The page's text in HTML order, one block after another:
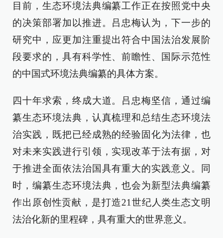
目前，生态环境法典编纂工作正在按照党中央
的决策部署加以推进。吕忠梅认为，下一步的
研究中，应更加注重提出符合中国法治发展阶
段要求的，具有科学性、前瞻性、国际示范性
的中国式环境法典编纂的具体方案。
四十年求索，终成大道。吕忠梅坚信，通过编
纂生态环境法典，认真梳理和总结生态环境法
治实践，既把已经成熟的经验固化为法律，也
对未来实践进行引领，实现改革于法有据，对
于推进全面依法治国具有重大的实践意义。同
时，编纂生态环境法典，也会为新型法典编纂
作出原创性贡献，是打造21世纪人类生态文明
法治化新的里程碑，具有重大的世界意义。